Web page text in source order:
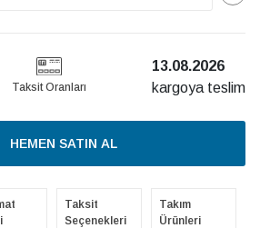
Taksit Oranları
13.08.2026
kargoya teslim
HEMEN SATIN AL
Taksit
Seçenekleri
Takım
Ürünleri